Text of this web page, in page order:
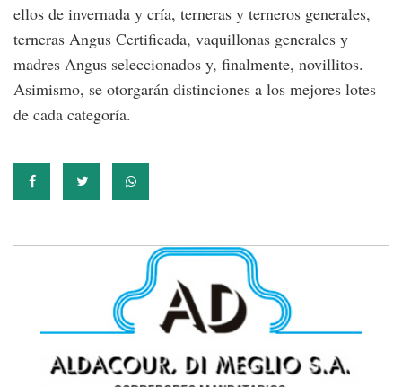
ellos de invernada y cría, terneras y terneros generales,
terneras Angus Certificada, vaquillonas generales y
madres Angus seleccionados y, finalmente, novillitos.
Asimismo, se otorgarán distinciones a los mejores lotes
de cada categoría.